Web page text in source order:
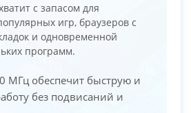
с запасом для
игр, браузеров с
и одновременной
программ.
МГц обеспечит быструю и
без подвисаний и